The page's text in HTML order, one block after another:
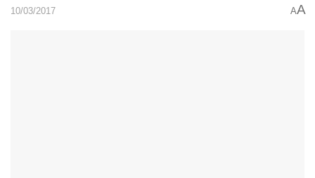
10/03/2017 AA